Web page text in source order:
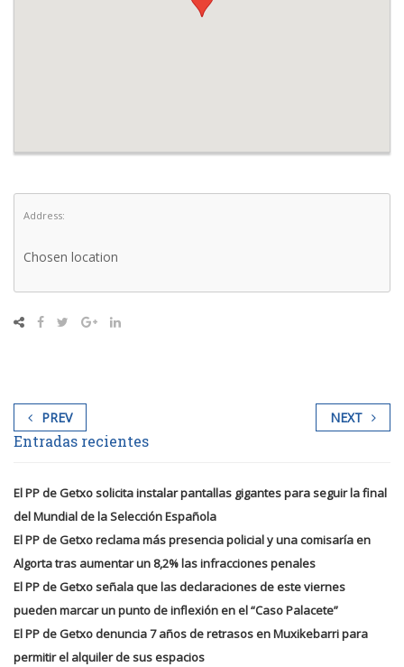
Address:
Chosen location
PREV NEXT
Entradas recientes
El PP de Getxo solicita instalar pantallas gigantes para seguir la final
del Mundial de la Selección Española
El PP de Getxo reclama más presencia policial y una comisaría en
Algorta tras aumentar un 8,2% las infracciones penales
El PP de Getxo señala que las declaraciones de este viernes
pueden marcar un punto de inflexión en el “Caso Palacete”
El PP de Getxo denuncia 7 años de retrasos en Muxikebarri para
permitir el alquiler de sus espacios